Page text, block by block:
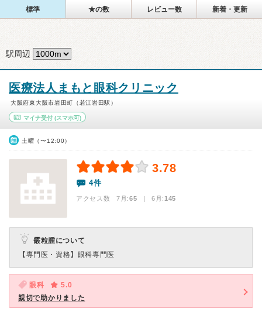
標準 ★の数 レビュー数 新着・更新
駅周辺
医療法人まもと眼科クリニック
大阪府東大阪市岩田町（若江岩田駅）
マイナ受付 (スマホ可)
土曜（〜12:00）
3.78
4件
アクセス数 7月:65 | 6月:145
霰粒腫について
【専門医・資格】 眼科専門医
眼科
5.0
親切で助かりました